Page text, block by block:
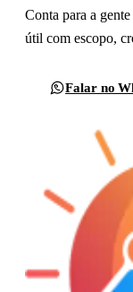
Conta para a
útil com escopo,
Falar no